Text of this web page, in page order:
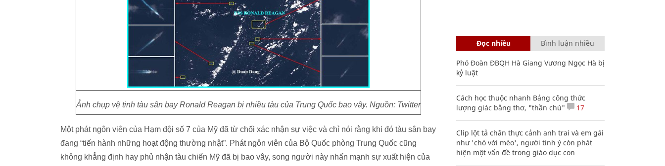
Ảnh chụp vệ tinh tàu sân bay Ronald Reagan bị nhiều tàu của Trung Quốc bao vây. Nguồn: Twitter
Một phát ngôn viên của Hạm đội số 7 của Mỹ đã từ chối xác nhận sự việc và chỉ nói rằng khi đó tàu sân bay
đang “tiến hành những hoạt động thường nhật”. Phát ngôn viên của Bộ Quốc phòng Trung Quốc cũng
không khẳng định hay phủ nhận tàu chiến Mỹ đã bị bao vây, song người này nhấn mạnh sự xuất hiện của
Đọc nhiều Bình luận nhiều
Phó Đoàn ĐBQH Hà Giang Vương Ngọc Hà bị
kỷ luật
Cách học thuộc nhanh Bảng công thức
lượng giác bằng thơ, "thần chú"
17
Clip lột tả chân thực cảnh anh trai và em gái
như 'chó với mèo', người tinh ý còn phát
hiện một vấn đề trong giáo dục con